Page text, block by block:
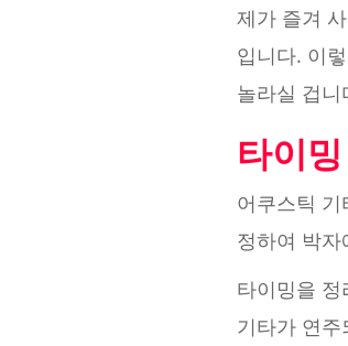
제가 즐겨
입니다. 이
놀라실 겁니
타이
어쿠스틱
정하여 박
타이밍을
기타가 연